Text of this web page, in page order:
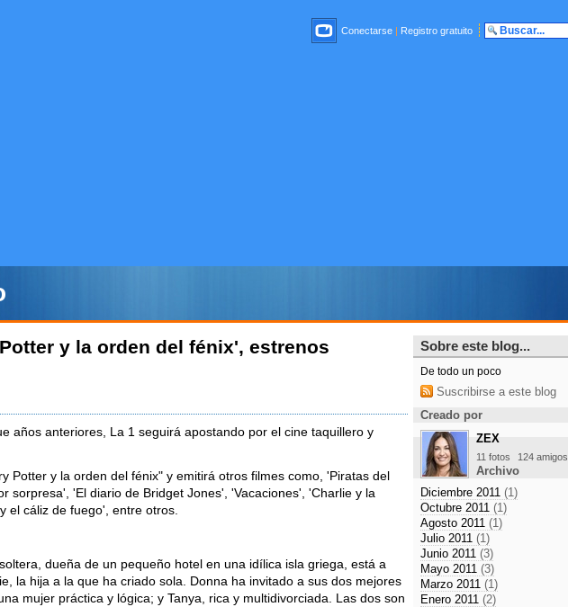
Conectarse | Registro gratuito
y la orden del fénix', estrenos
años anteriores, La 1 seguirá apostando por el cine taquillero y
Potter y la orden del fénix" y emitirá otros filmes como, 'Piratas del
sorpresa', 'El diario de Bridget Jones', 'Vacaciones', 'Charlie y la
el cáliz de fuego', entre otros.
dueña de un pequeño hotel en una idílica isla griega, está a
la hija a la que ha criado sola. Donna ha invitado a sus dos mejores
mujer práctica y lógica; y Tanya, rica y multidivorciada. Las dos son
Sobre este blog...
De todo un poco
Suscribirse a este blog
Creado por
ZEX
11 fotos 124 amigos
Archivo
Diciembre 2011 (1)
Octubre 2011 (1)
Agosto 2011 (1)
Julio 2011 (1)
Junio 2011 (3)
Mayo 2011 (3)
Marzo 2011 (1)
Enero 2011 (2)